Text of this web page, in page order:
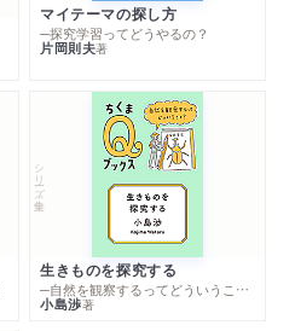
マイテーマの探し方
─探究学習ってどうやるの？
片岡則夫著
シリーズ・全集
生きものを探究する
─自然を観察するってどういうこと？
小島渉著